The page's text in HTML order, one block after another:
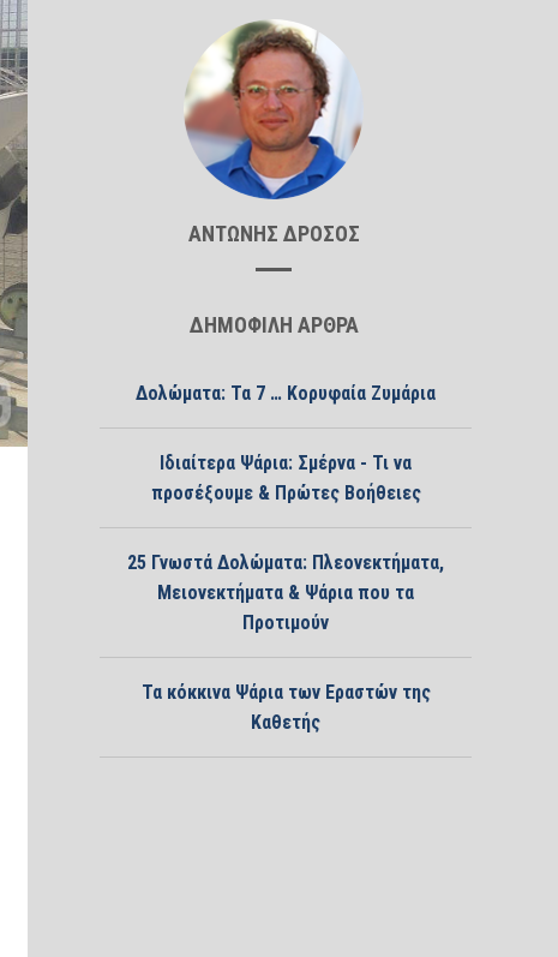
ΑΝΤΩΝΗΣ ΔΡΟΣΟΣ
ΔΗΜΟΦΙΛΗ ΑΡΘΡΑ
Δολώματα: Τα 7 … Κορυφαία Ζυμάρια
Ιδιαίτερα Ψάρια: Σμέρνα - Τι να
προσέξουμε & Πρώτες Βοήθειες
25 Γνωστά Δολώματα: Πλεονεκτήματα,
Μειονεκτήματα & Ψάρια που τα
Προτιμούν
Τα κόκκινα Ψάρια των Εραστών της
Καθετής